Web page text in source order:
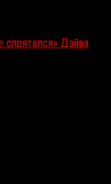
спрятался» Дэйва